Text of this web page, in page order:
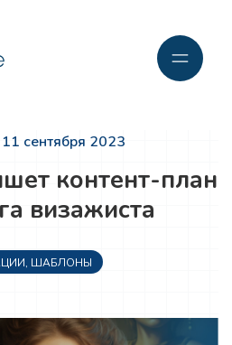
сентября 2023
контент-план
визажиста
, ШАБЛОНЫ